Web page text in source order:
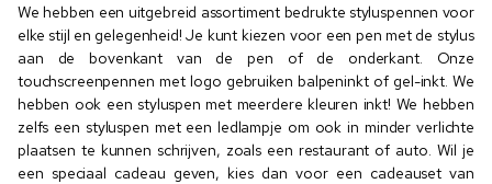
We hebben een uitgebreid assortiment bedrukte styluspennen voor
elke stijl en gelegenheid! Je kunt kiezen voor een pen met de stylus
aan de bovenkant van de pen of de onderkant. Onze
touchscreenpennen met logo gebruiken balpeninkt of gel-inkt. We
hebben ook een styluspen met meerdere kleuren inkt! We hebben
zelfs een styluspen met een ledlampje om ook in minder verlichte
plaatsen te kunnen schrijven, zoals een restaurant of auto. Wil je
een speciaal cadeau geven, kies dan voor een cadeauset van